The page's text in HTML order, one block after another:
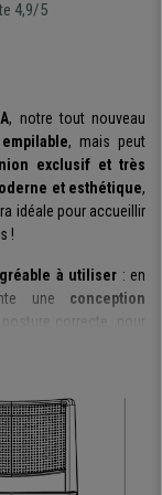
4,9/5
, notre tout nouveau
empilable, mais peut
exclusif et très
et esthétique,
idéale pour accueillir
!
à utiliser : en
une conception
correcte, pour
deux grands
chaises sur presque